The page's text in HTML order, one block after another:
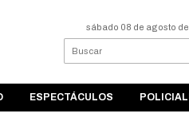
sábado 08 de agosto
ESPECTÁCULOS